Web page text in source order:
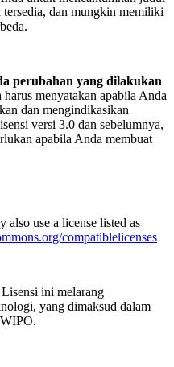
dan mungkin memiliki
perubahan yang dilakukan
menyatakan apabila Anda
dan mengindikasikan
versi 3.0 dan sebelumnya,
apabila Anda membuat
also use a license listed as
compatiblelicenses
ini melarang
yang dimaksud dalam